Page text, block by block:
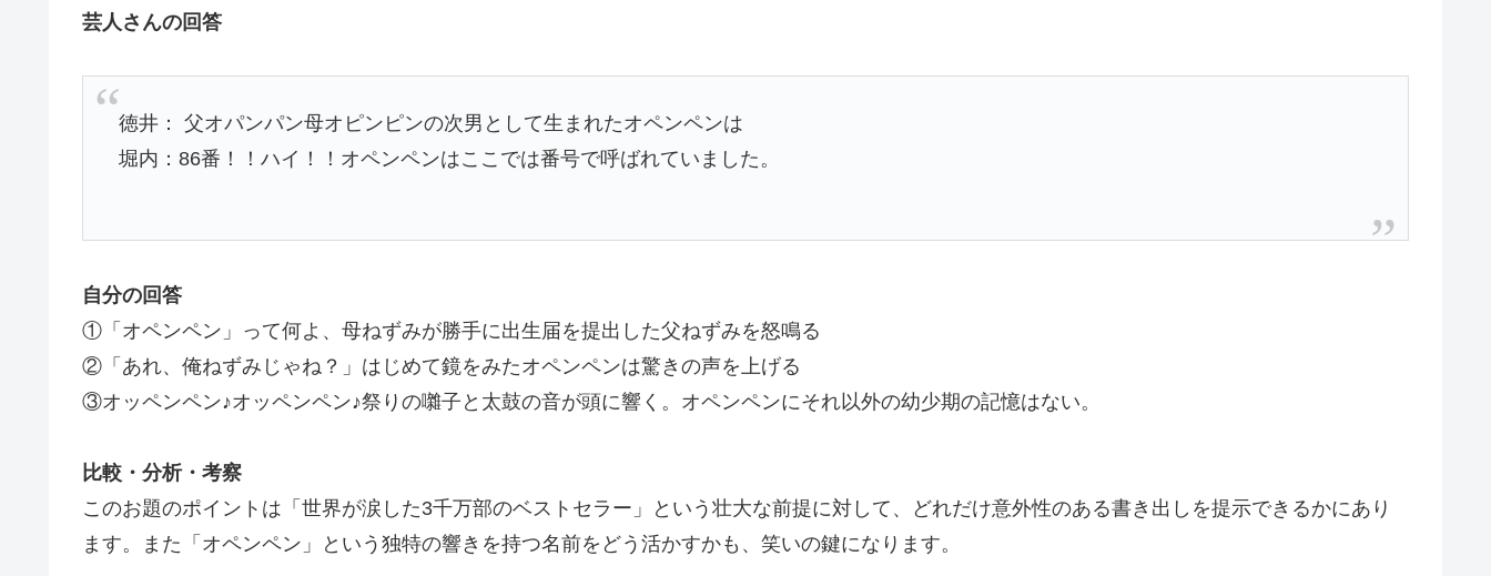
芸人さんの回答
徳井： 父オパンパン母オピンピンの次男として生まれたオペンペンは
堀内：86番！！ハイ！！オペンペンはここでは番号で呼ばれていました。
自分の回答
①「オペンペン」って何よ、母ねずみが勝手に出生届を提出した父ねずみを怒鳴る
②「あれ、俺ねずみじゃね？」はじめて鏡をみたオペンペンは驚きの声を上げる
③オッペンペン♪オッペンペン♪祭りの囃子と太鼓の音が頭に響く。オペンペンにそれ以外の幼少期の記憶はない。
比較 ・分析・考察
このお題のポイントは「世界が涙した3千万部のベストセラー」という壮大な前提に対して、どれだけ意外性のある書き出しを提示できるかにあり
ます。また「オペンペン」という独特の響きを持つ名前をどう活かすかも、笑いの鍵になります。